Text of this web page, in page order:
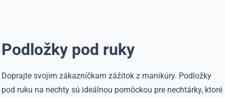
Podložky pod ruky
Doprajte svojim zákazníčkam zážitok z manikúry. Podložky
pod ruku na nechty sú ideálnou pomôckou pre nechtárky, ktoré